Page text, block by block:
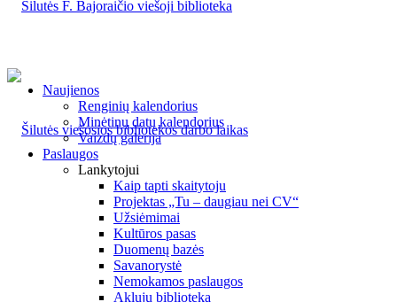
Naujienos
Renginių kalendorius
Minėtinų datų kalendorius
Vaizdų galerija
Paslaugos
Lankytojui
Kaip tapti skaitytoju
Projektas „Tu – daugiau nei CV“
Užsiėmimai
Kultūros pasas
Duomenų bazės
Savanorystė
Nemokamos paslaugos
Aklųjų biblioteka